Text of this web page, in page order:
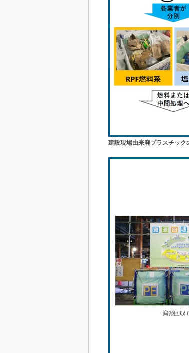
建設現場由来廃プラスチック